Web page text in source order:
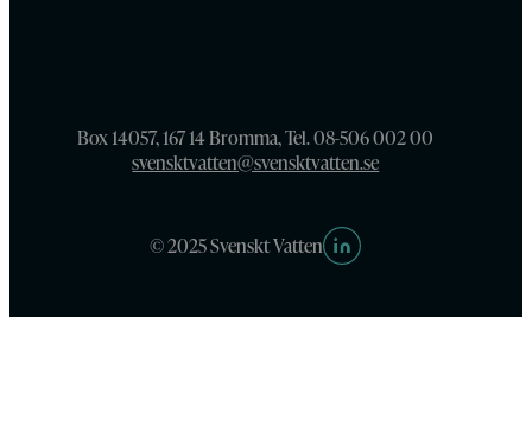
Box 14057, 167 14 Bromma, Tel. 08-506 002 00
svensktvatten@svensktvatten.se
© 2025 Svenskt Vatten